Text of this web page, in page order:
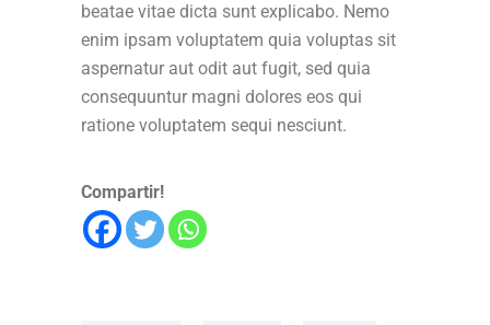
beatae vitae dicta sunt explicabo. Nemo
enim ipsam voluptatem quia voluptas sit
aspernatur aut odit aut fugit, sed quia
consequuntur magni dolores eos qui
ratione voluptatem sequi nesciunt.
Compartir!